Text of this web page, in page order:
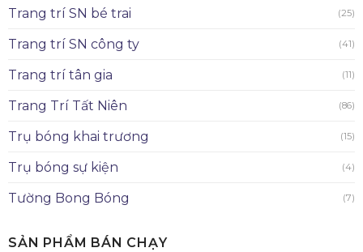
Trang trí SN bé trai (25)
Trang trí SN công ty (41)
Trang trí tân gia (11)
Trang Trí Tất Niên (86)
Trụ bóng khai trương (15)
Trụ bóng sự kiện (4)
Tường Bong Bóng (7)
SẢN PHẨM BÁN CHẠY